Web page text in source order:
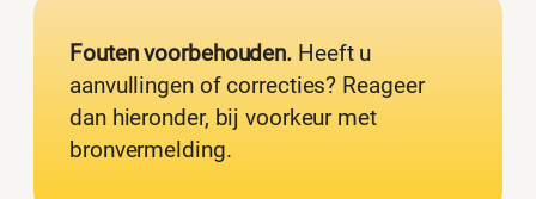
Fouten voorbehouden. Heeft u
aanvullingen of correcties? Reageer
dan hieronder, bij voorkeur met
bronvermelding.